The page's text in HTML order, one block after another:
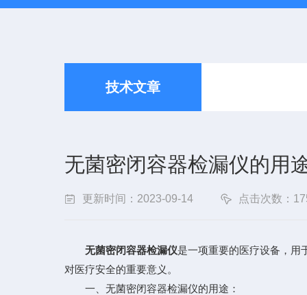
技术文章
无菌密闭容器检漏仪的用
更新时间：2023-09-14 点击次数：
无菌密闭容器检漏仪是一项重要的医疗设备，用
对医疗安全的重要意义。
一、无菌密闭容器检漏仪的用途：